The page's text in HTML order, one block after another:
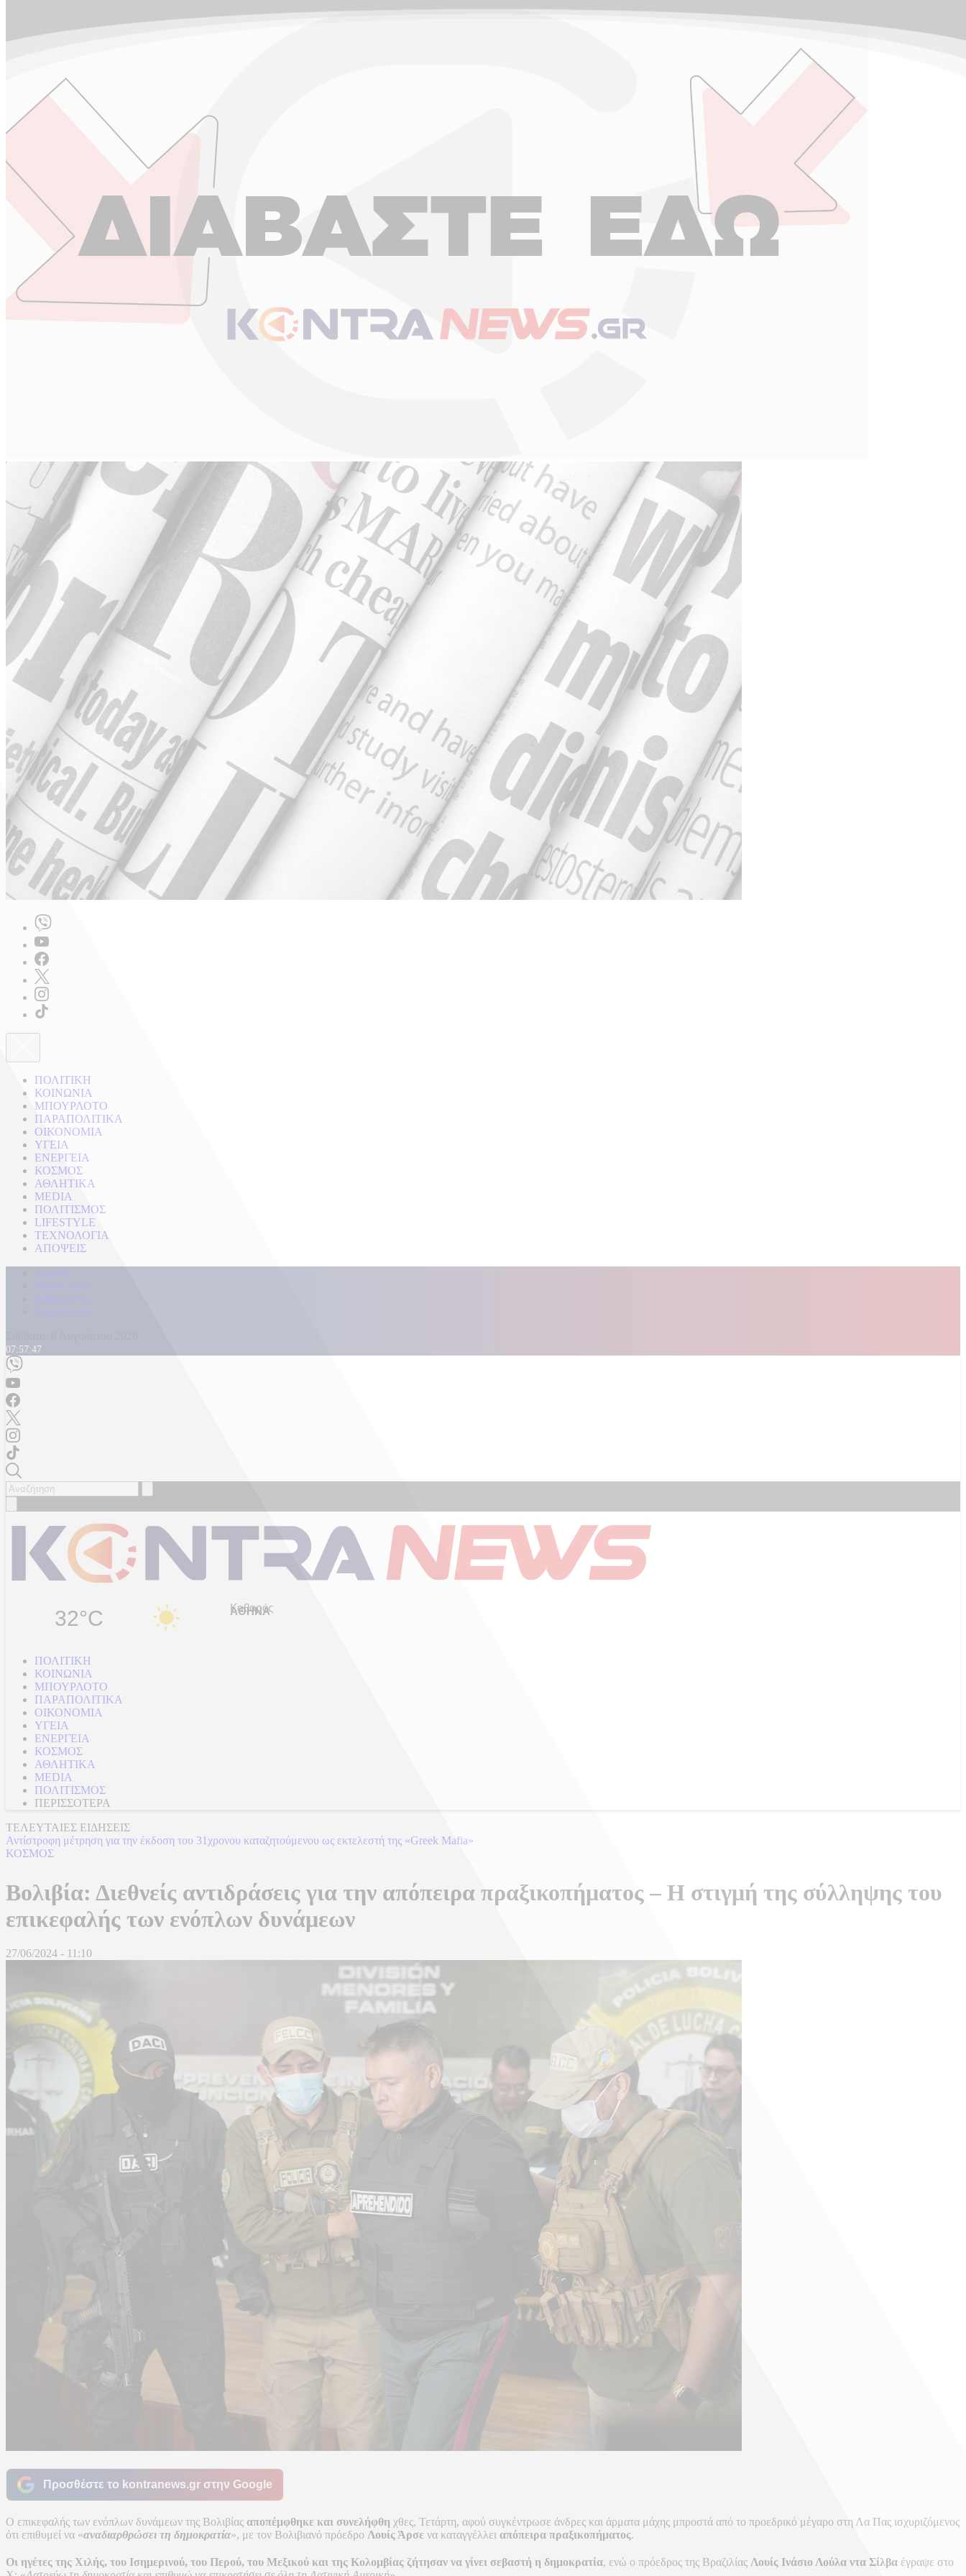
ΠΟΛΙΤΙΚΗ
ΚΟΙΝΩΝΙΑ
ΜΠΟΥΡΛΟΤΟ
ΠΑΡΑΠΟΛΙΤΙΚΑ
ΟΙΚΟΝΟΜΙΑ
ΥΓΕΙΑ
ΕΝΕΡΓΕΙΑ
ΚΟΣΜΟΣ
ΑΘΛΗΤΙΚΑ
MEDIA
ΠΟΛΙΤΙΣΜΟΣ
LIFESTYLE
ΤΕΧΝΟΛΟΓΙΑ
ΑΠΟΨΕΙΣ
Αρχική
Kontra Live
Καταγγελίες
Επικοινωνία
07:57:49
32°C Καθαρός
ΠΟΛΙΤΙΚΗ
ΚΟΙΝΩΝΙΑ
ΜΠΟΥΡΛΟΤΟ
ΠΑΡΑΠΟΛΙΤΙΚΑ
ΟΙΚΟΝΟΜΙΑ
ΥΓΕΙΑ
ΕΝΕΡΓΕΙΑ
ΚΟΣΜΟΣ
ΑΘΛΗΤΙΚΑ
MEDIA
ΠΟΛΙΤΙΣΜΟΣ
ΠΕΡΙΣΣΟΤΕΡΑ
ΤΕΛΕΥΤΑΙΕΣ ΕΙΔΗΣΕΙΣ
Αντίστροφη μέτρηση για την έκδοση του 31χρονου καταζητούμενου ως εκτελεστή της «Greek Mafia»
ΚΟΣΜΟΣ
Βολιβία: Διεθνείς αντιδράσεις για την απόπειρα πραξικοπήματος – Η στιγμή της σύλληψης του
επικεφαλής των ενόπλων δυνάμεων
27/06/2024 - 11:10
Προσθέστε το kontranews.gr στην Google
Ο επικεφαλής των ενόπλων δυνάμεων της Βολιβίας αποπέμφθηκε και συνελήφθη χθες, Τετάρτη, αφού συγκέντρωσε άνδρες και άρματα μάχης μπροστά από το προεδρικό μέγαρο στη Λα Πας ισχυριζόμενος
ότι επιθυμεί να «αναδιαρθρώσει τη δημοκρατία», με τον Βολιβιανό πρόεδρο Λουίς Άρσε να καταγγέλλει απόπειρα πραξικοπήματος.
Οι ηγέτες της Χιλής, του Ισημερινού, του Περού, του Μεξικού και της Κολομβίας ζήτησαν να γίνει σεβαστή η δημοκρατία, ενώ ο πρόεδρος της Βραζιλίας Λουίς Ινάσιο Λούλα ντα Σίλβα έγραψε στο